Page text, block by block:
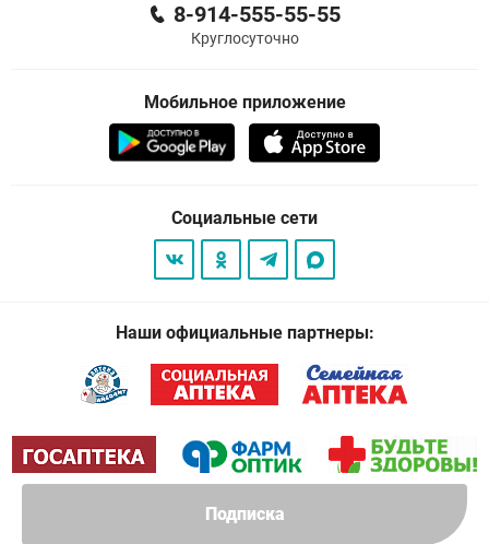
Подписка
8-914-555-55-55
Круглосуточно
Мобильное приложение
Социальные сети
Наши официальные партнеры: